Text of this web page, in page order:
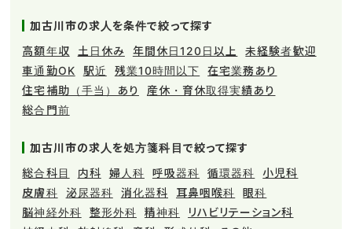
加古川市の求人を条件で絞って探す
高額年収
土日休み 年間休日120日以上
未経験者歓迎
車通勤OK
駅近 残業10時間以下
在宅業務あり
住宅補助（手当）あり
産休・育休取得実績あり
総合門前
加古川市の求人を処方箋科目で絞って探す
総合科目
内科 婦人科 呼吸器科 循環器科
小児科
皮膚科
泌尿器科 消化器科 耳鼻咽喉科
眼科
脳神経外科
整形外科 精神科
リハビリテーション科